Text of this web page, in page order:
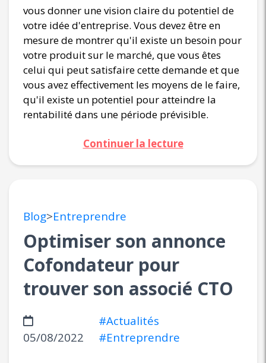
vous donner une vision claire du potentiel de
votre idée d'entreprise. Vous devez être en
mesure de montrer qu'il existe un besoin pour
votre produit sur le marché, que vous êtes
celui qui peut satisfaire cette demande et que
vous avez effectivement les moyens de le faire,
qu'il existe un potentiel pour atteindre la
rentabilité dans une période prévisible.
Continuer la lecture
Blog>Entreprendre
Optimiser son annonce
Cofondateur pour
trouver son associé CTO
05/08/2022
#Actualités
#Entreprendre